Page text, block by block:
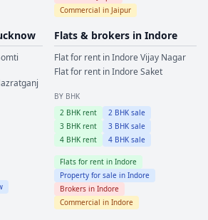
Commercial in Jaipur
Flats & brokers in Indore
Flat for rent inIndoreVijay Nagar
Flat for rent inIndoreSaket
BY BHK
2 BHK rent 2 BHK sale
3 BHK rent 3 BHK sale
4 BHK rent 4 BHK sale
Flats for rent in Indore
Property for sale in Indore
Brokers in Indore
Commercial in Indore